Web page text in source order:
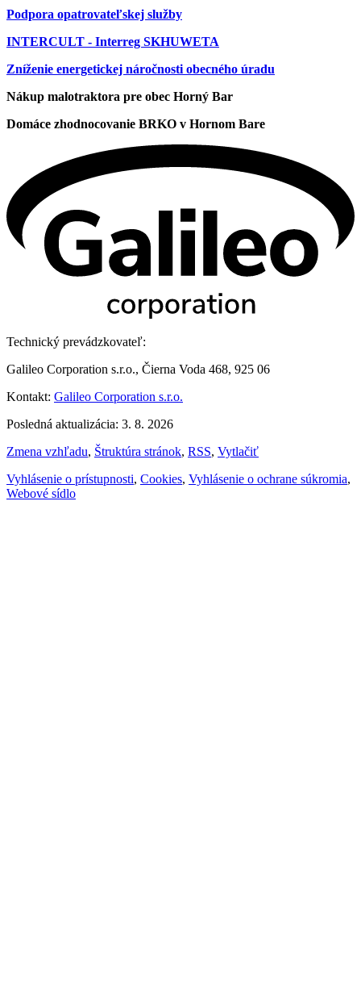
Podpora opatrovateľskej služby
INTERCULT - Interreg SKHUWETA
Zníženie energetickej náročnosti obecného úradu
Nákup malotraktora pre obec Horný Bar
Domáce zhodnocovanie BRKO v Hornom Bare
Technický prevádzkovateľ:
Galileo Corporation s.r.o., Čierna Voda 468, 925 06
Kontakt: Galileo Corporation s.r.o.
Posledná aktualizácia: 3. 8. 2026
Zmena vzhľadu, Štruktúra stránok, RSS, Vytlačiť
Vyhlásenie o prístupnosti, Cookies, Vyhlásenie o ochrane súkromia,
Webové sídlo